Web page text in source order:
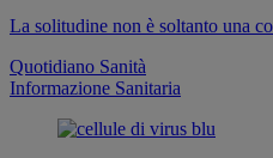
La solitudine non è soltanto una
Quotidiano Sanità
Informazione Sanitaria